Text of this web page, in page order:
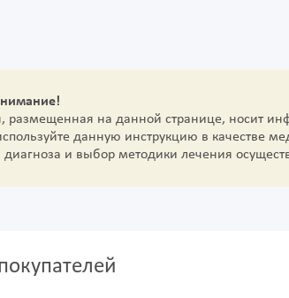
размещенная на данной странице, носит
данную инструкцию в качестве
диагноза и выбор методики лечения